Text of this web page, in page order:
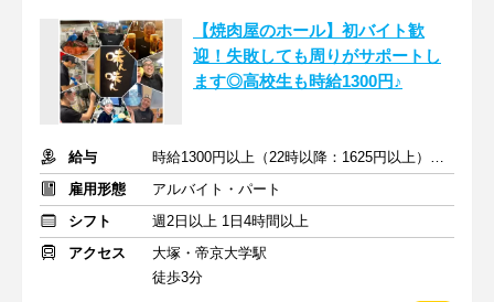
【焼肉屋のホール】初バイト歓
迎！失敗しても周りがサポートし
ます◎高校生も時給1300円♪
給与
時給1300円以上（22時以降：1625円以上）＋交通費支給
雇用形態
アルバイト・パート
シフト
週2日以上 1日4時間以上
アクセス
大塚・帝京大学駅
徒歩3分